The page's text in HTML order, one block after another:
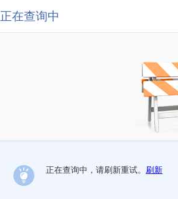
正在查询中
正在查询中，请刷新重试。 刷新